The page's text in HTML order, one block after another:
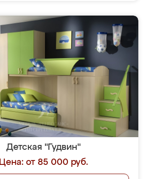
Детская "Гудвин"
Цена: от 85 000 руб.